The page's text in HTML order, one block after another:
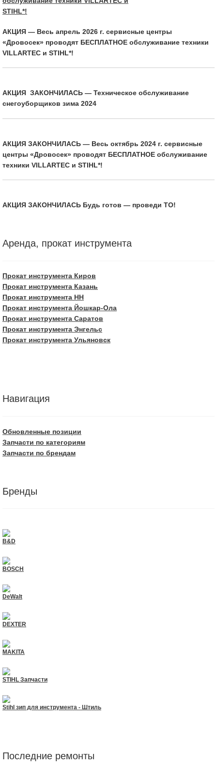
АКЦИЯ — Весь апрель 2026 г. сервисные центры
«Дровосек» проводят БЕСПЛАТНОЕ обслуживание техники
VILLARTEC и STIHL*!
АКЦИЯ ЗАКОНЧИЛАСЬ — Техническое обслуживание
снегоуборщиков зима 2024
АКЦИЯ ЗАКОНЧИЛАСЬ — Весь октябрь 2024 г. сервисные
центры «Дровосек» проводят БЕСПЛАТНОЕ обслуживание
техники VILLARTEC и STIHL*!
АКЦИЯ ЗАКОНЧИЛАСЬ Будь готов — проведи ТО!
Аренда, прокат инструмента
Прокат инструмента Киров
Прокат инструмента Казань
Прокат инструмента НН
Прокат инструмента Йошкар-Ола
Прокат инструмента Саратов
Прокат инструмента Энгельс
Прокат инструмента Ульяновск
Навигация
Обновленные позиции
Запчасти по категориям
Запчасти по брендам
Бренды
B&D
BOSCH
DeWalt
DEXTER
MAKITA
STIHL Запчасти
Stihl зип для инструмента - Штиль
Последние ремонты